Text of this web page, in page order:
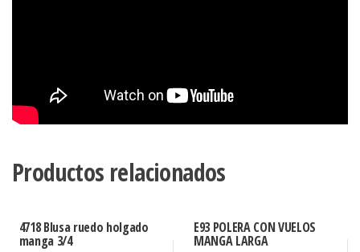
Productos relacionados
4718 Blusa ruedo holgado
manga 3/4
E93 POLERA CON VUELOS
MANGA LARGA